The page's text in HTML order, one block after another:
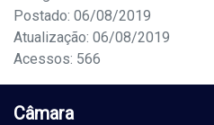
Postado: 06/08/2019
Atualização: 06/08/2019
Acessos: 566
Câmara